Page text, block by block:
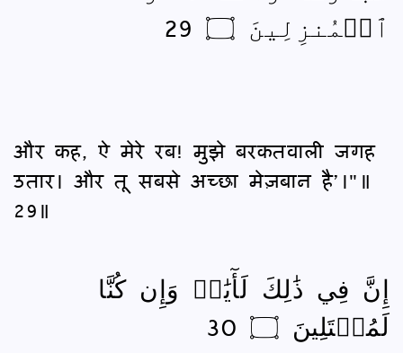
ٱلۡمُنزِلِينَ ۝ 29
और कह, ऐ मेरे रब! मुझे बरकतवाली जगह
उतार। और तू सबसे अच्छा मेज़बान है’।"॥
29॥
إِنَّ فِي ذَٰلِكَ لَأٓيَٰتٖ وَإِن كُنَّا
لَمُبۡتَلِينَ ۝ 30